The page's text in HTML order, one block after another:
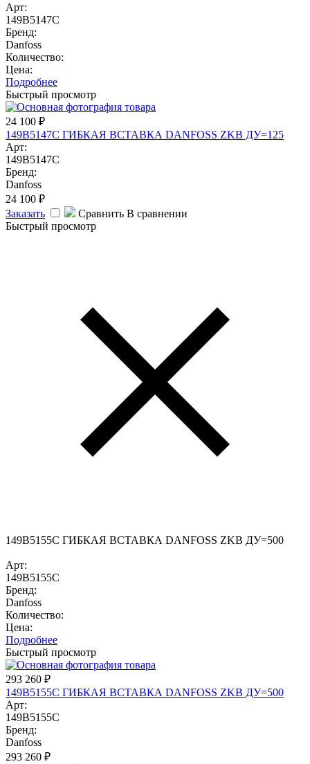
Арт:
149B5147C
Бренд:
Danfoss
Количество:
Цена:
Подробнее
Быстрый просмотр
24 100 ₽
149B5147C ГИБКАЯ ВСТАВКА DANFOSS ZKB ДУ=125
Арт:
149B5147C
Бренд:
Danfoss
24 100 ₽
Заказать
Сравнить В сравнении
Быстрый просмотр
149B5155C ГИБКАЯ ВСТАВКА DANFOSS ZKB ДУ=500
Арт:
149B5155C
Бренд:
Danfoss
Количество:
Цена:
Подробнее
Быстрый просмотр
293 260 ₽
149B5155C ГИБКАЯ ВСТАВКА DANFOSS ZKB ДУ=500
Арт:
149B5155C
Бренд:
Danfoss
293 260 ₽